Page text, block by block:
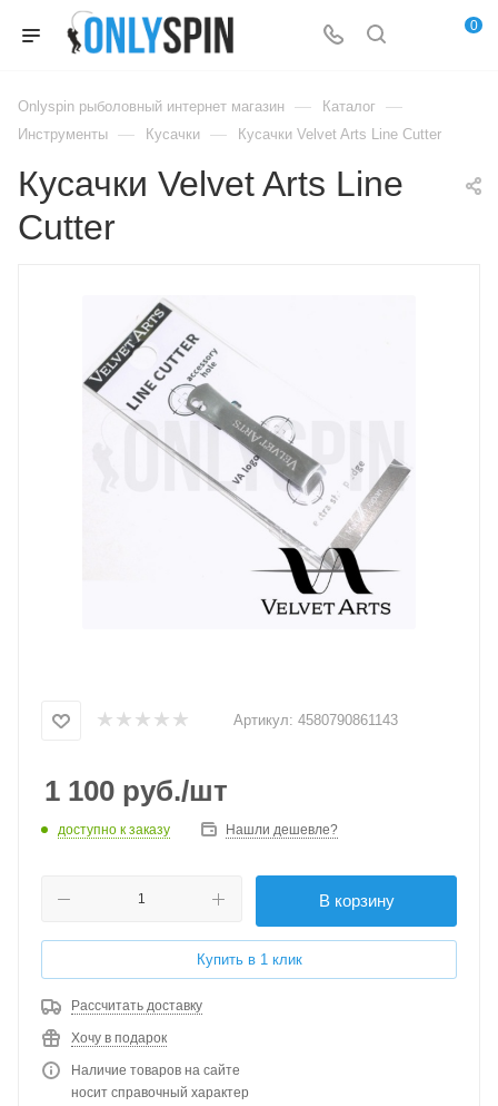
0
Onlyspin рыболовный интернет магазин — Каталог —
Инструменты — Кусачки — Кусачки Velvet Arts Line Cutter
Кусачки Velvet Arts Line
Cutter
Артикул: 4580790861143
1 100 руб./шт
доступно к заказу Нашли дешевле?
В корзину
Купить в 1 клик
Рассчитать доставку
Хочу в подарок
Наличие товаров на сайте
носит справочный характер